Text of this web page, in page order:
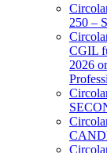
250 –
CGIL
2026